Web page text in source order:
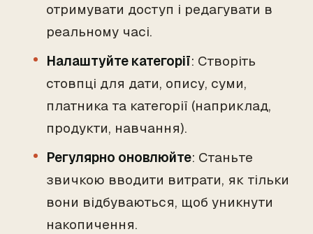
отримувати доступ і редагувати в
реальному часі.
Налаштуйте категорії: Створіть
стовпці для дати, опису, суми,
платника та категорії (наприклад,
продукти, навчання).
Регулярно оновлюйте: Станьте
звичкою вводити витрати, як тільки
вони відбуваються, щоб уникнути
накопичення.